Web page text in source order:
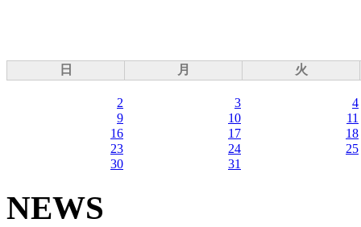
日 月 火
2 3
4
9
10
11
16
17
18
23
24
25
30
31
NEWS